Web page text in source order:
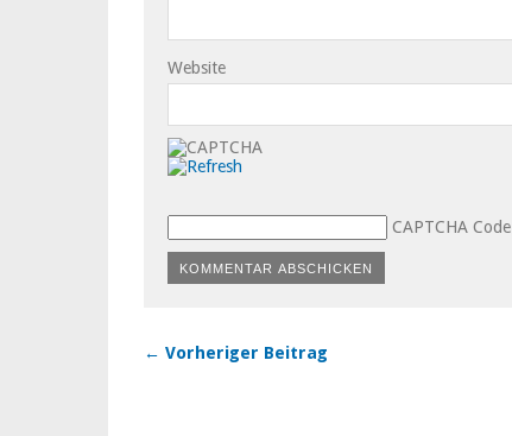
Website
CAPTCHA Code
← Vorheriger Beitrag